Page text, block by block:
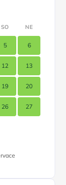
SO NE
5 6
12 13
19 20
26 27